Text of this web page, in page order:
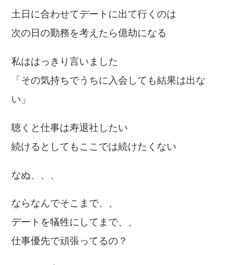
土日に合わせてデートに出て行くのは
次の日の勤務を考えたら億劫になる
私ははっきり言いました
「その気持ちでうちに入会しても結果は出な
い」
聴くと仕事は寿退社したい
続けるとしてもここでは続けたくない
なぬ、、、
ならなんでそこまで、、
デートを犠牲にしてまで、、
仕事優先で頑張ってるの？